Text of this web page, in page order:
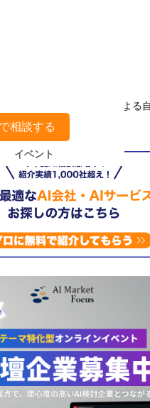
相談する
イベント
、従来手法の限界・AIによる